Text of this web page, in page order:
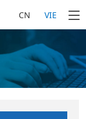
CN VIE